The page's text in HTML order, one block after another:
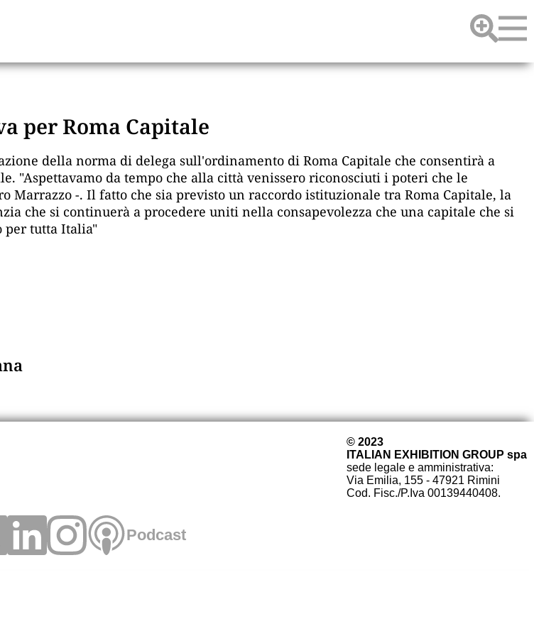
per Roma Capitale
della norma di delega sull'ordinamento di Roma Capitale che consentirà a
"Aspettavamo da tempo che alla città venissero riconosciuti i poteri che le
Marrazzo -. Il fatto che sia previsto un raccordo istituzionale tra Roma Capitale, la
che si continuerà a procedere uniti nella consapevolezza che una capitale che si
per tutta Italia"
© 2023
ITALIAN EXHIBITION GROUP spa
sede legale e amministrativa:
Via Emilia, 155 - 47921 Rimini
Cod. Fisc./P.Iva 00139440408.
Podcast